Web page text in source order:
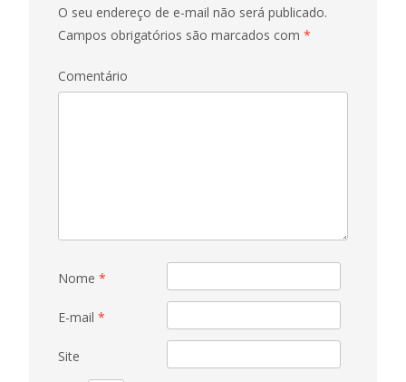
O seu endereço de e-mail não será publicado.
Campos obrigatórios são marcados com *
Comentário
Nome *
E-mail *
Site